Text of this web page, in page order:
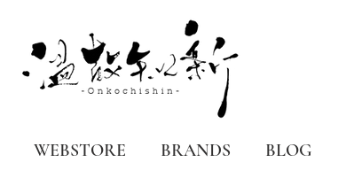
WEBSTORE BRANDS BLOG